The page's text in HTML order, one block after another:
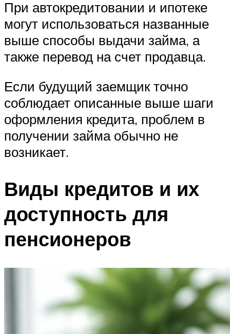
При автокредитовании и ипотеке
могут использоваться названные
выше способы выдачи займа, а
также перевод на счет продавца.
Если будущий заемщик точно
соблюдает описанные выше шаги
оформления кредита, проблем в
получении займа обычно не
возникает.
Виды кредитов и их
доступность для
пенсионеров